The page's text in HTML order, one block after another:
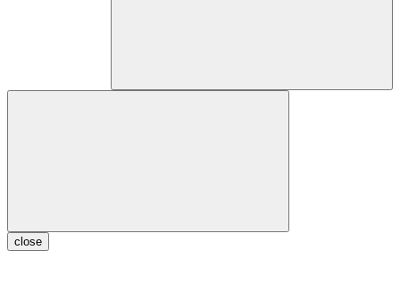
close